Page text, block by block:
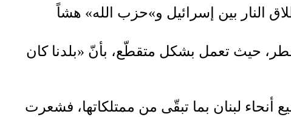
اتصالات غادرت لبنان في عام 2004 إلى الدوحة، قطر، حيث تعمل بشكل متقطّع، بأنّ «بلدنا كان
لبنان بما تبقّى من ممتلكاتها، فشعرت